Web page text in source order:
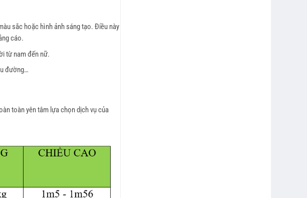
sắc hoặc hình ảnh sáng tạo. Điều này
cáo.
từ nam đến nữ.
đường…
toàn yên tâm lựa chọn dịch vụ của